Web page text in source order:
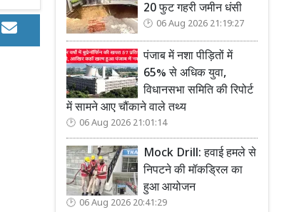
20 फुट गहरी जमीन धंसी
06 Aug 2026 21:19:27
पंजाब में नशा पीड़ितों में
65% से अधिक युवा,
विधानसभा समिति की रिपोर्ट
में सामने आए चौंकाने वाले तथ्य
06 Aug 2026 21:01:14
Mock Drill: हवाई हमले से
निपटने की मॉकड्रिल का
हुआ आयोजन
06 Aug 2026 20:41:29